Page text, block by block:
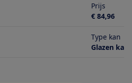
Prijs
€ 84,96
Type kan
Glazen kan